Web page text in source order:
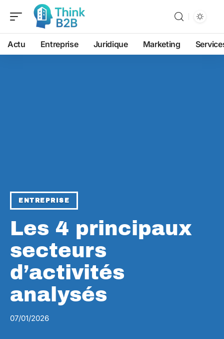
Actu Entreprise Juridique Marketing
ENTREPRISE
Les 4 principaux
secteurs
d’activités
analysés
07/01/2026